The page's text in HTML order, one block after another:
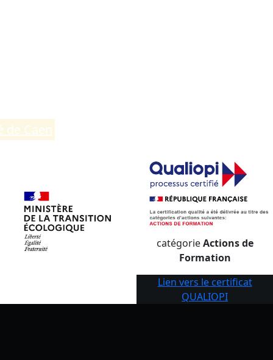
Caen
catégorieActions de
Formation
Lien vers le certificat
QUALIOPI